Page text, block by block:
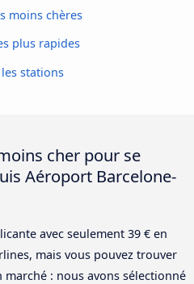
moins chères
plus rapides
stations
cher pour se
Aéroport Barcelone-
avec seulement 39 € en
mais vous pouvez trouver
: nous avons sélectionné